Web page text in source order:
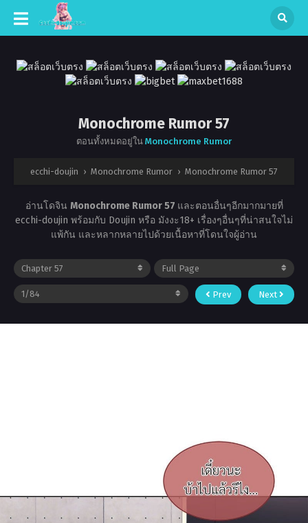
Monochrome Rumor 57
ตอนทั้งหมดอยู่ใน Monochrome Rumor
ecchi-doujin › Monochrome Rumor › Monochrome Rumor 57
อ่านโดจิน Monochrome Rumor 57 และตอนอื่นๆอีกมากมายที่
ecchi-doujin พร้อมกับ Doujin หรือ มังงะ18+ เรื่องๆอื่นๆที่น่าสนใจไม่
แพ้กัน และหลากหลายไปด้วยเนื้อหาที่โดนใจผู้อ่าน
Prev Next